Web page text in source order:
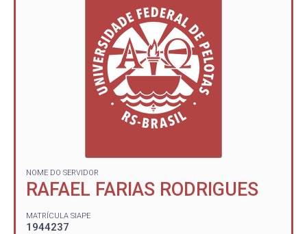
NOME DO SERVIDOR
RAFAEL FARIAS RODRIGUES
MATRÍCULA SIAPE
1944237